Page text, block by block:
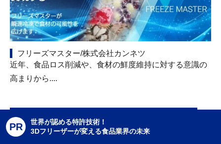
フリーズマスター/株式会社カンネツ
近年、食品ロス削減や、食材の鮮度維持に対する意識の
高まりから....
【その他】おすすめの急速（瞬間）冷凍機一覧
PR
世界が認める特許技術！
3Dフリーザーが変える食品業界の未来